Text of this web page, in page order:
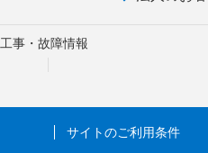
工事・故障情報
サイトのご利用条件